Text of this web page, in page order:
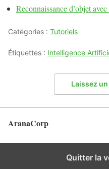
Reconnaissance d’objet
Catégories : Tutoriels
Étiquettes : Intelligence
Laissez
AranaCorp
Quitter la